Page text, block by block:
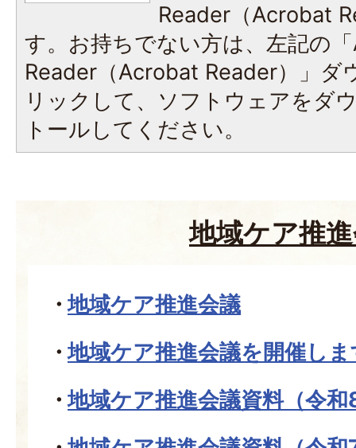
Reader（Acrobat
す。お持ちでない方は、左記の
Reader（Acrobat Reader）」ダ
リックして、ソフトウェアをダ
トールしてください。
地域ケア推
地域ケア推進会議
地域ケア推進会議を開催しま
地域ケア推進会議資料（令和